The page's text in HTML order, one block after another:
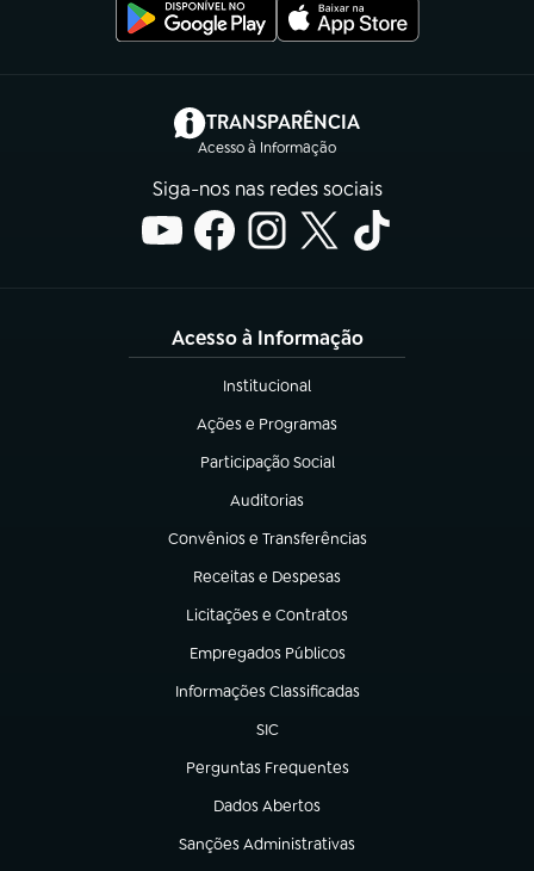
TRANSPARÊNCIA
Acesso à Informação
(abre em nova aba)
Siga-nos nas redes sociais
Acesso à Informação
Institucional
(abre em nova aba)
Ações e Programas
(abre em nova aba)
Participação Social
(abre em nova aba)
Auditorias
(abre em nova aba)
Convênios e Transferências
(abre em nova aba)
Receitas e Despesas
(abre em nova aba)
Licitações e Contratos
(abre em nova aba)
Empregados Públicos
(abre em nova aba)
Informações Classificadas
(abre em nova aba)
SIC
(abre em nova aba)
Perguntas Frequentes
(abre em nova aba)
Dados Abertos
(abre em nova aba)
Sanções Administrativas
(abre em nova aba)